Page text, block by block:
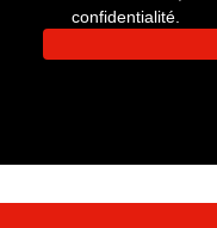
confidentialité.